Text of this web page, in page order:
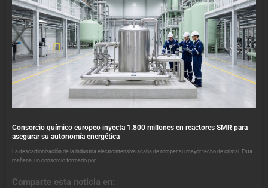
Consorcio químico europeo inyecta 1.800 millones en reactores SMR para
asegurar su autonomía energética
La descarbonización de la industria electrointensiva acaba de romper su mayor techo de cristal. Esta
mañana, un consorcio formado por
Comparte esta noticia en: